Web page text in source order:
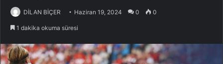
DİLAN BİÇER Haziran 19, 2024 0 0
1 dakika okuma süresi